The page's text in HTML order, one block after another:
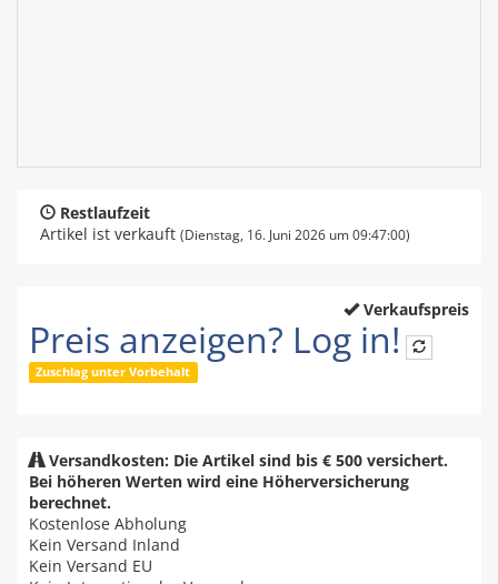
Restlaufzeit
Artikel ist verkauft (Dienstag, 16. Juni 2026 um 09:47:00)
Verkaufspreis
Preis anzeigen? Log in!
Zuschlag unter Vorbehalt
Versandkosten: Die Artikel sind bis € 500 versichert.
Bei höheren Werten wird eine Höherversicherung
berechnet.
Kostenlose Abholung
Kein Versand Inland
Kein Versand EU